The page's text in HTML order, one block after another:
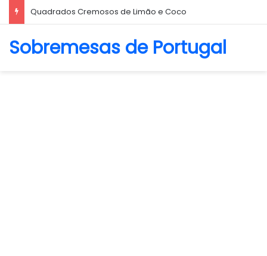
Quadrados Cremosos de Limão e Coco
Sobremesas de Portugal